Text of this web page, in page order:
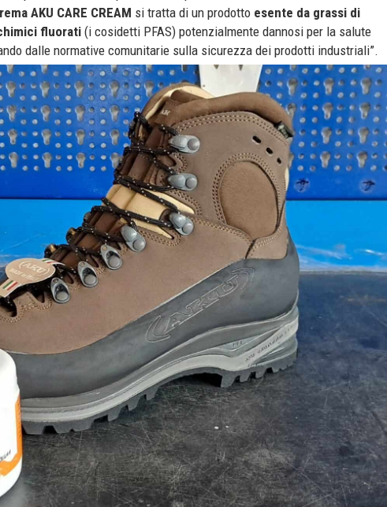
AKU CARE CREAM si tratta di un prodotto esente da grassi di
fluorati(i cosidetti PFAS) potenzialmente dannosi per la salute
dalle normative comunitarie sulla sicurezza dei prodotti industriali”.